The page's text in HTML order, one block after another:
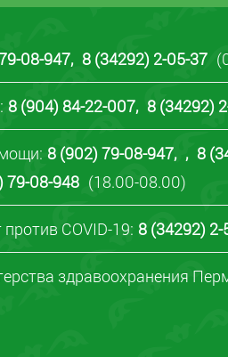
08-947, 8 (34292) 2-05-37
8 (904) 84-22-007, 8 (34292)
8 (902) 79-08-947, , 8
79-08-948 (18.00-08.00)
COVID-19: 8 (34292) 2-
здравоохранения